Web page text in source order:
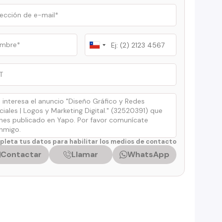
Chile
+56
tus datos para habilitar los medios de contacto
Contactar Llamar WhatsApp